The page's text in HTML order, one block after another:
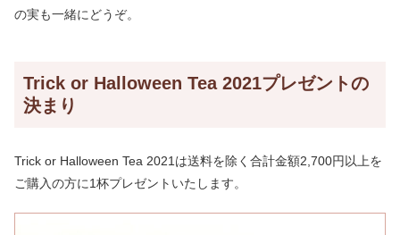
の実も一緒にどうぞ。
Trick or Halloween Tea 2021プレゼントの
決まり
Trick or Halloween Tea 2021は送料を除く合計金額2,700円以上を
ご購入の方に1杯プレゼントいたします。